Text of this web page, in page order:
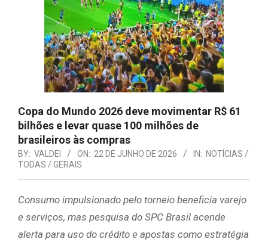
Copa do Mundo 2026 deve movimentar R$ 61
bilhões e levar quase 100 milhões de
brasileiros às compras
BY: VALDEI ON: 22 DE JUNHO DE 2026 IN: NOTÍCIAS /
TODAS / GERAIS
Consumo impulsionado pelo torneio beneficia varejo
e serviços, mas pesquisa do SPC Brasil acende
alerta para uso do crédito e apostas como estratégia